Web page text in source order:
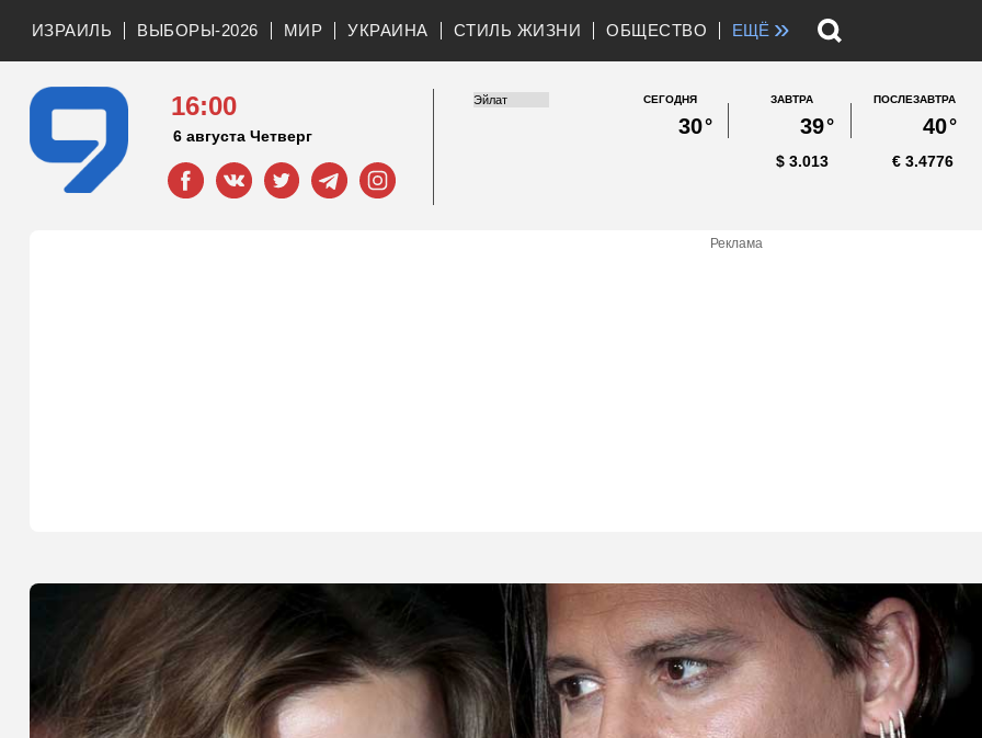
ИЗРАИЛЬ ВЫБОРЫ-2026 МИР УКРАИНА СТИЛЬ ЖИЗНИ ОБЩЕСТВО ЕЩЁ »
16:00
6 августа Четверг
СЕГОДНЯ
30°
ЗАВТРА
39°
ПОСЛЕЗАВТРА
40°
3.013
$ 3.4776
€
Реклама